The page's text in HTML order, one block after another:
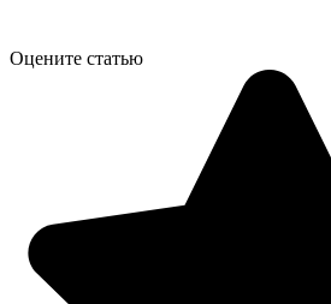
Оцените статью